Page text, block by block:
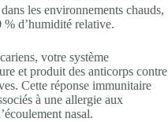
les environnements chauds,
% d’humidité relative.
votre système
et produit des anticorps contre
Cette réponse immunitaire
à une allergie aux
nasal.